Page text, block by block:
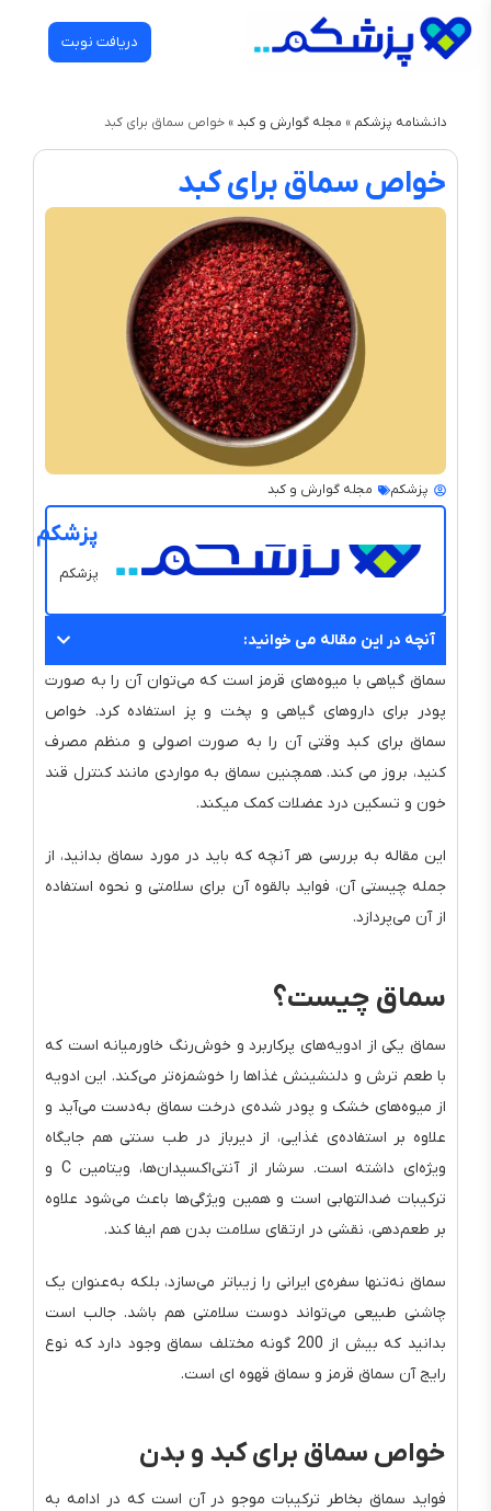
دریافت نوبت
دانشنامه پزشکم » مجله گوارش و کبد» خواص سماق برای کبد
خواص سماق برای کبد
پزشکم مجله گوارش و کبد
پزشکم
پزشکم
آنچه در این مقاله می خوانید:
سماق گیاهی با میوه‌های قرمز است که می‌توان آن را به صورت
پودر برای داروهای گیاهی و پخت و پز استفاده کرد. خواص
سماق برای کبد وقتی آن را به صورت اصولی و منظم مصرف
کنید، بروز می کند. همچنین سماق به مواردی مانند کنترل قند
خون و تسکین درد عضلات کمک میکند.
این مقاله به بررسی هر آنچه که باید در مورد سماق بدانید، از
جمله چیستی آن، فواید بالقوه آن برای سلامتی و نحوه استفاده
از آن می‌پردازد.
سماق چیست؟
سماق یکی از ادویه‌های پرکاربرد و خوش‌رنگ خاورمیانه است که
با طعم ترش و دلنشینش غذاها را خوشمزه‌تر می‌کند. این ادویه
از میوه‌های خشک و پودر شده‌ی درخت سماق به‌دست می‌آید و
علاوه بر استفاده‌ی غذایی، از دیرباز در طب سنتی هم جایگاه
ویژه‌ای داشته است. سرشار از آنتی‌اکسیدان‌ها، ویتامین C و
ترکیبات ضدالتهابی است و همین ویژگی‌ها باعث می‌شود علاوه
بر طعم‌دهی، نقشی در ارتقای سلامت بدن هم ایفا کند.
سماق نه‌تنها سفره‌ی ایرانی را زیباتر می‌سازد، بلکه به‌عنوان یک
چاشنی طبیعی می‌تواند دوست سلامتی هم باشد. جالب است
بدانید که بیش از 200 گونه مختلف سماق وجود دارد که نوع
رایج آن سماق قرمز و سماق قهوه ای است.
خواص سماق برای کبد و بدن
فواید سماق بخاطر ترکیبات موجو در آن است که در ادامه به